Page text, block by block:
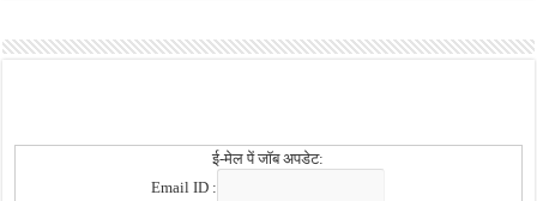
ई-मेल पें जॉब अपडेट:
Email ID :